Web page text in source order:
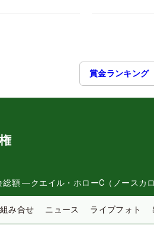
賞金ランキング
総額 ―クエイル・ホローC（ノースカ
組み合せ ニュース ライブフォト